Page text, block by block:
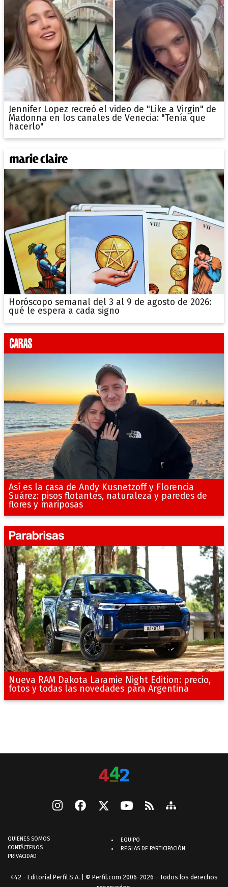
Jennifer Lopez recreó el video de "Like a Virgin" de
Madonna en los canales de Venecia: "Tenía que
hacerlo"
Horóscopo semanal del 3 al 9 de agosto de 2026:
qué le espera a cada signo
Así es la casa de Andy Kusnetzoff y Florencia
Suárez: pisos flotantes, naturaleza y paredes de
flores y mariposas
Nueva RAM Dakota Laramie Night Edition: precio,
fotos y todas las novedades para Argentina
QUIENES SOMOS
CONTÁCTENOS
PRIVACIDAD
EQUIPO
REGLAS DE PARTICIPACIÓN
442 - Editorial Perfil S.A. | © Perfil.com 2006-2026 - Todos los derechos